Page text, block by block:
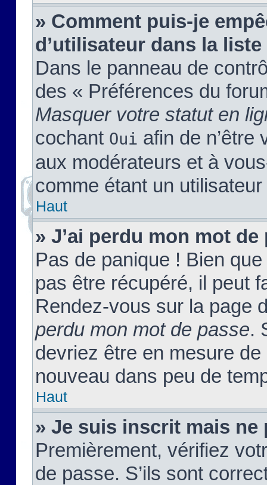
» Comment puis-je
d’utilisateur dans la
Dans le panneau de
des « Préférences du
Masquer votre statut en
cochant Oui afin de n’être
aux modérateurs et à
comme étant un
Haut
» J’ai perdu mon mot de
Pas de panique ! Bien
pas être récupéré, il peut
Rendez-vous sur la page
perdu mon mot de passe.
devriez être en mesure
nouveau dans peu de
Haut
» Je suis inscrit mais ne
Premièrement, vérifiez
de passe. S’ils sont